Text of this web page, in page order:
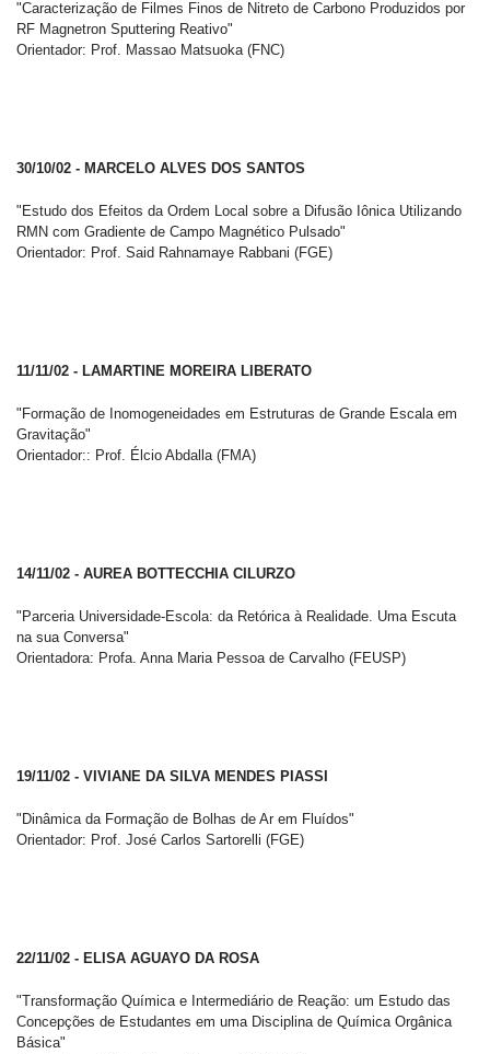
"Caracterização de Filmes Finos de Nitreto de Carbono Produzidos por
RF Magnetron Sputtering Reativo"
Orientador: Prof. Massao Matsuoka (FNC)
30/10/02 - MARCELO ALVES DOS SANTOS
"Estudo dos Efeitos da Ordem Local sobre a Difusão Iônica Utilizando
RMN com Gradiente de Campo Magnético Pulsado"
Orientador: Prof. Said Rahnamaye Rabbani (FGE)
11/11/02 - LAMARTINE MOREIRA LIBERATO
"Formação de Inomogeneidades em Estruturas de Grande Escala em
Gravitação"
Orientador:: Prof. Élcio Abdalla (FMA)
14/11/02 - AUREA BOTTECCHIA CILURZO
"Parceria Universidade-Escola: da Retórica à Realidade. Uma Escuta
na sua Conversa"
Orientadora: Profa. Anna Maria Pessoa de Carvalho (FEUSP)
19/11/02 - VIVIANE DA SILVA MENDES PIASSI
"Dinâmica da Formação de Bolhas de Ar em Fluídos"
Orientador: Prof. José Carlos Sartorelli (FGE)
22/11/02 - ELISA AGUAYO DA ROSA
"Transformação Química e Intermediário de Reação: um Estudo das
Concepções de Estudantes em uma Disciplina de Química Orgânica
Básica"